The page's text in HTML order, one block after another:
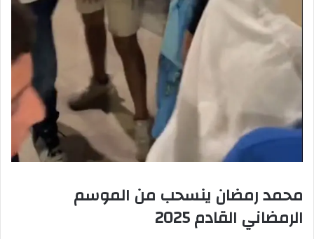
محمد رمضان ينسحب من الموسم
الرمضاني القادم 2025